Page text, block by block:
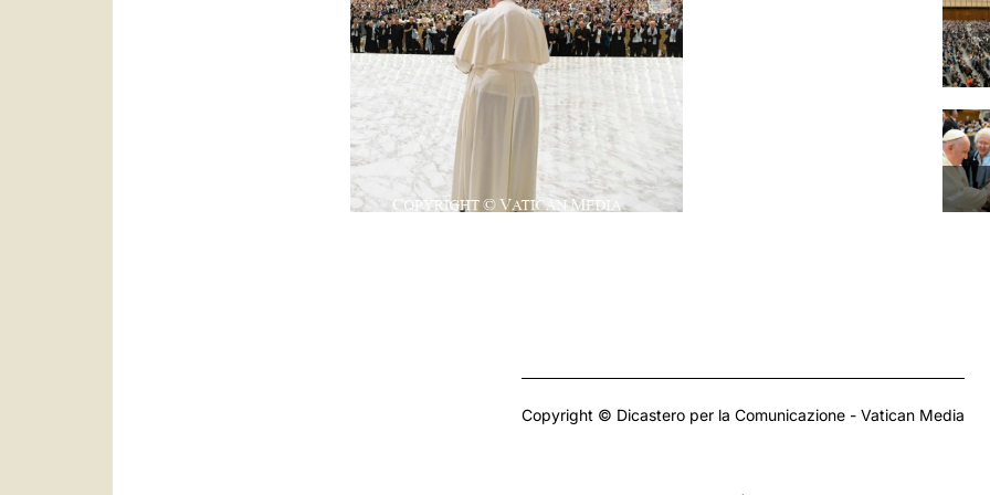
Copyright © Dicastero per la Comunicazione - Vatican Media